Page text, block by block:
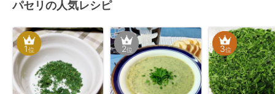
パセリの人気レシピ
1位 2位 3位